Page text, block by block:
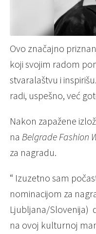
Ovo značajno
koji svojim radom
stvaralaštvu i
radi, uspešno, već
Nakon zapažene
na Belgrade Fashion
za nagradu.
“ Izuzetno sam
nominacijom za
Ljubljana/Slovenija)
na ovoj kulturnoj